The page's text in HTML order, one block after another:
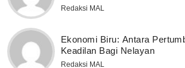
Redaksi MAL
Ekonomi Biru: Antara
Keadilan Bagi Nelayan
Redaksi MAL